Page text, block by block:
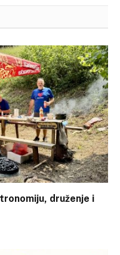
druženje i